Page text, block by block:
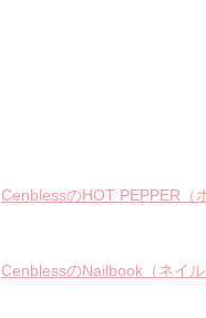
CenblessのHOT PEPPER（
CenblessのNailbook（ネイル